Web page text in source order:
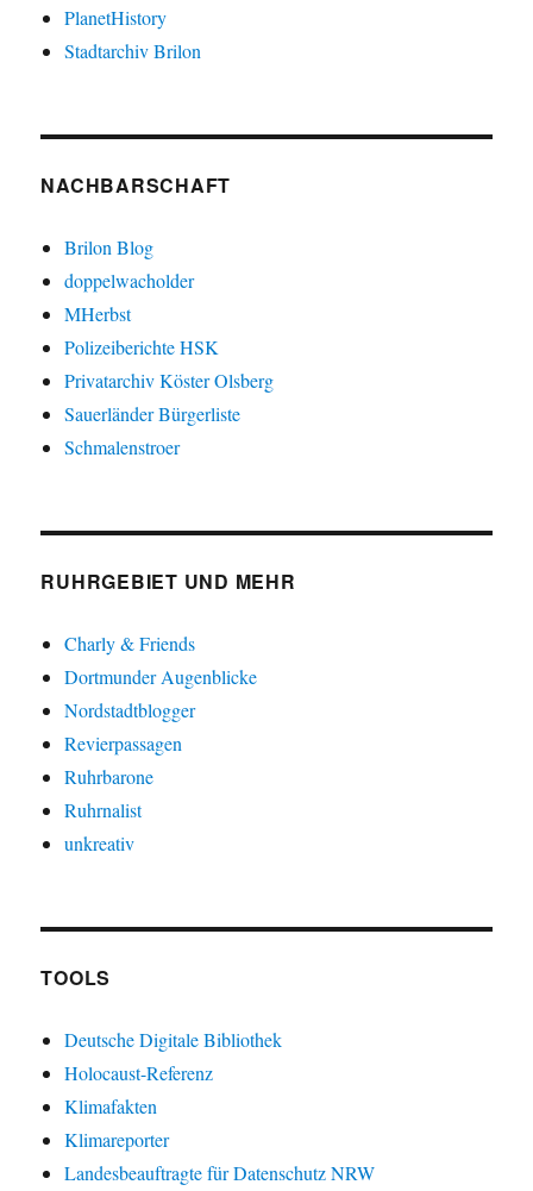
PlanetHistory
Stadtarchiv Brilon
NACHBARSCHAFT
Brilon Blog
doppelwacholder
MHerbst
Polizeiberichte HSK
Privatarchiv Köster Olsberg
Sauerländer Bürgerliste
Schmalenstroer
RUHRGEBIET UND MEHR
Charly & Friends
Dortmunder Augenblicke
Nordstadtblogger
Revierpassagen
Ruhrbarone
Ruhrnalist
unkreativ
TOOLS
Deutsche Digitale Bibliothek
Holocaust-Referenz
Klimafakten
Klimareporter
Landesbeauftragte für Datenschutz NRW